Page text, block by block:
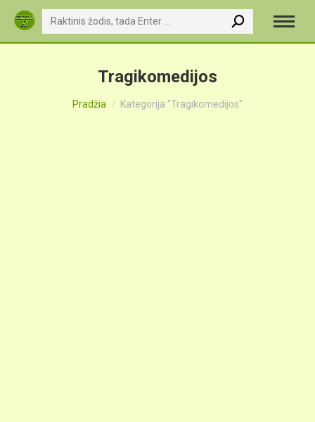
Search:
Tragikomedijos
You are here:
Pradžia Kategorija "Tragikomedijos"